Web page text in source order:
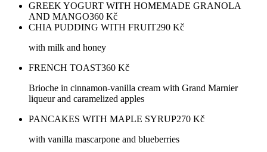
GREEK YOGURT WITH HOMEMADE GRANOLA
AND MANGO360 Kč
CHIA PUDDING WITH FRUIT290 Kč
with milk and honey
FRENCH TOAST360 Kč
Brioche in cinnamon-vanilla cream with Grand Marnier
liqueur and caramelized apples
PANCAKES WITH MAPLE SYRUP270 Kč
with vanilla mascarpone and blueberries